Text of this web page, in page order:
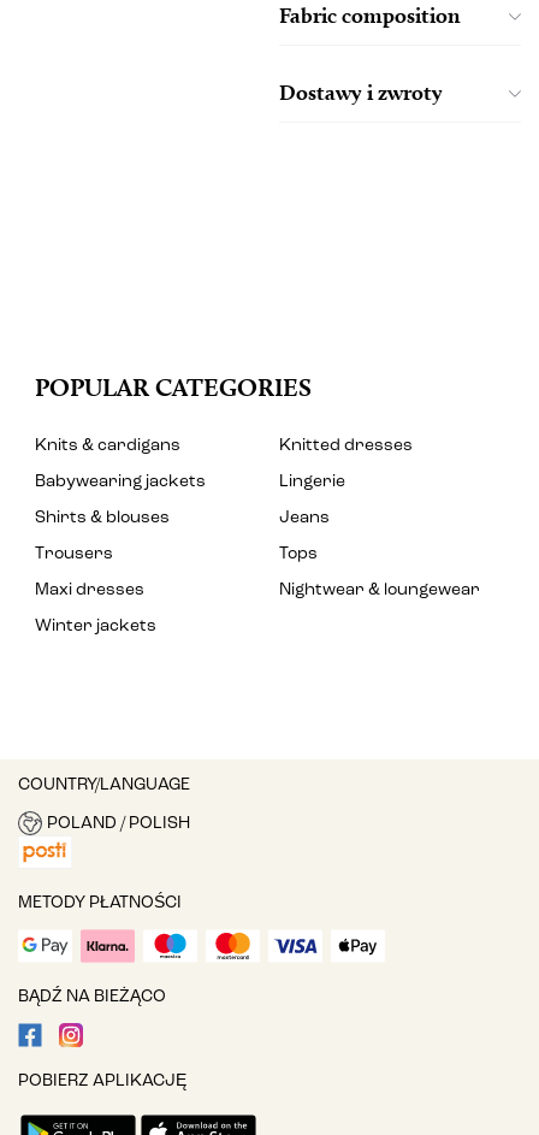
Fabric composition
Dostawy i zwroty
POPULAR CATEGORIES
Knits & cardigans
Knitted dresses
Babywearing jackets
Lingerie
Shirts & blouses
Jeans
Trousers
Tops
Maxi dresses
Nightwear & loungewear
Winter jackets
COUNTRY/LANGUAGE
POLAND / POLISH
METODY PŁATNOŚCI
BĄDŹ NA BIEŻĄCO
POBIERZ APLIKACJĘ